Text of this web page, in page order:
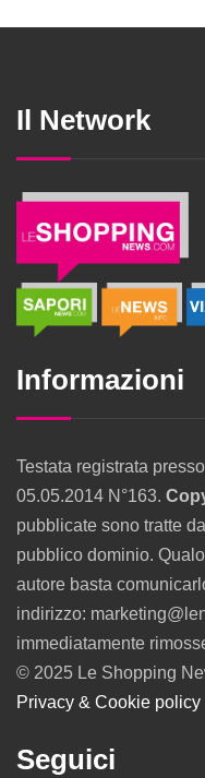
Il Network
Informazioni
Testata registrata
05.05.2014 N°163.
pubblicate sono tratte
pubblico dominio.
autore basta
indirizzo:
immediatamente
© 2025 Le Shopping
Privacy & Cookie policy
Seguici